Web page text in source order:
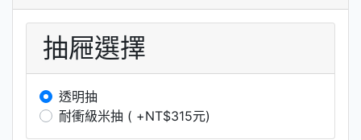
抽屜選擇
透明抽
耐衝級米抽 ( +NT$315元)